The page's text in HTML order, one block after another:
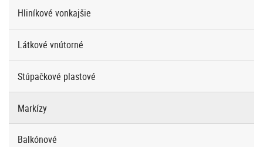
Hliníkové vonkajšie
Látkové vnútorné
Stúpačkové plastové
Markízy
Balkónové